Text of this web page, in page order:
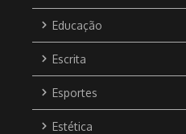
Educação
Escrita
Esportes
Estética